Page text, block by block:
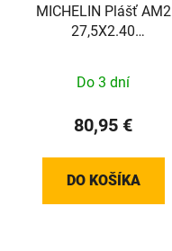
MICHELIN Plášť AM2
27,5X2.40
Do 3 dní
80,95 €
DO KOŠÍKA